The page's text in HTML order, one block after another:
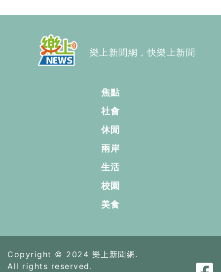
樂上新聞網，快樂上新聞
焦點
社會
休閒
兩岸
生活
校園
美食
Copyright © 2024 樂上新聞網.
All rights reserved.